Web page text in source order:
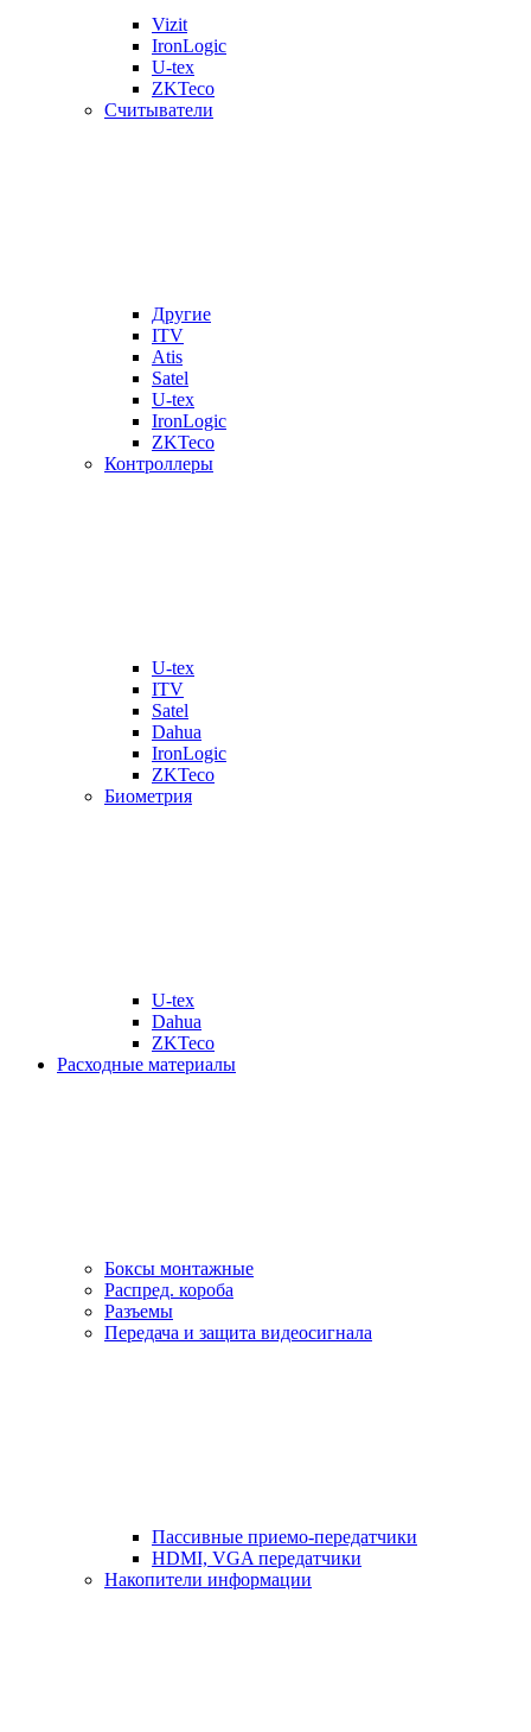
Vizit
IronLogic
U-tex
ZKTeco
Считыватели
Другие
ITV
Atis
Satel
U-tex
IronLogic
ZKTeco
Контроллеры
U-tex
ITV
Satel
Dahua
IronLogic
ZKTeco
Биометрия
U-tex
Dahua
ZKTeco
Расходные материалы
Боксы монтажные
Распред. короба
Разъемы
Передача и защита видеосигнала
Пассивные приемо-передатчики
HDMI, VGA передатчики
Накопители информации